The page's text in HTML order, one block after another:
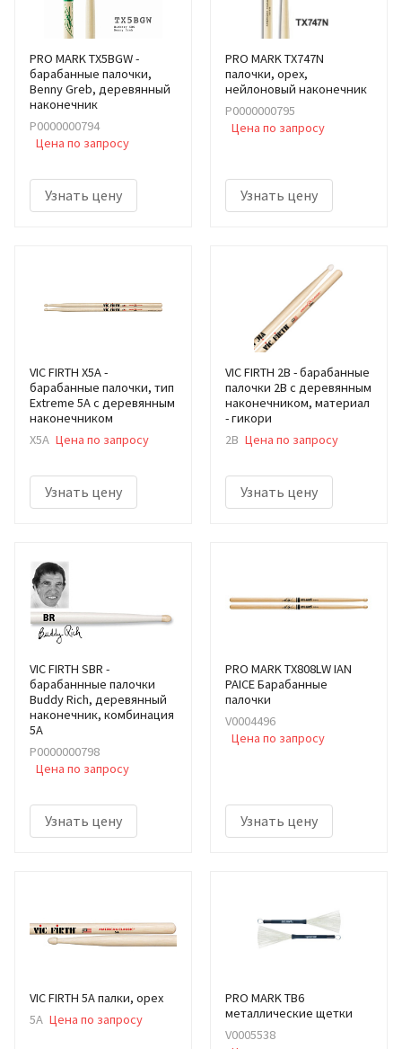
PRO MARK TX5BGW -
барабанные палочки,
Benny Greb, деревянный
наконечник
Р0000000794
Цена по запросу
Узнать цену
PRO MARK TX747N
палочки, орех,
нейлоновый наконечник
Р0000000795
Цена по запросу
Узнать цену
VIC FIRTH X5A -
барабанные палочки, тип
Extreme 5A с деревянным
наконечником
X5A Цена по запросу
Узнать цену
VIC FIRTH 2B - барабанные
палочки 2B с деревянным
наконечником, материал
- гикори
2B Цена по запросу
Узнать цену
VIC FIRTH SBR -
барабаннные палочки
Buddy Rich, деревянный
наконечник, комбинация
5A
Р0000000798
Цена по запросу
Узнать цену
PRO MARK TX808LW IAN
PAICE Барабанные
палочки
V0004496
Цена по запросу
Узнать цену
VIC FIRTH 5A палки, орех
5A Цена по запросу
PRO MARK TB6
металлические щетки
V0005538